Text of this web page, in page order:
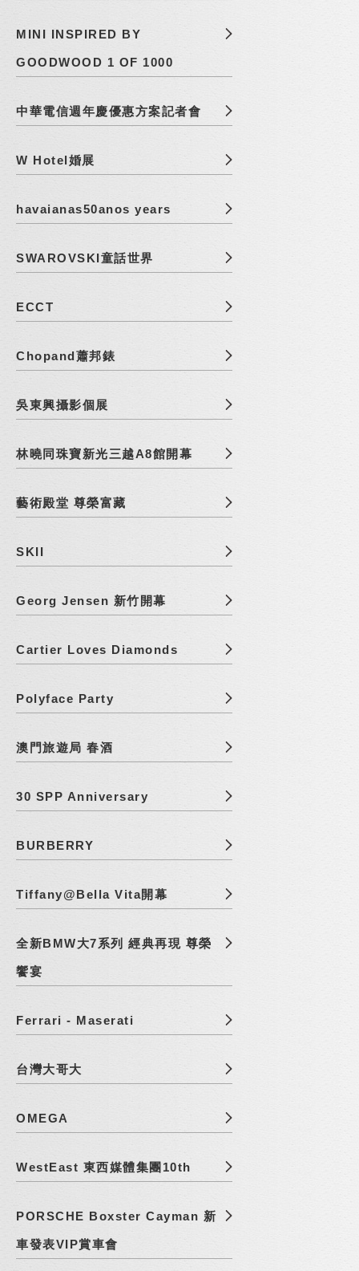
MINI INSPIRED BY
GOODWOOD 1 OF 1000
中華電信週年慶優惠方案記者會
W Hotel婚展
havaianas50anos years
SWAROVSKI童話世界
ECCT
Chopand蕭邦錶
吳東興攝影個展
林曉同珠寶新光三越A8館開幕
藝術殿堂 尊榮富藏
SKII
Georg Jensen 新竹開幕
Cartier Loves Diamonds
Polyface Party
澳門旅遊局 春酒
30 SPP Anniversary
BURBERRY
Tiffany@Bella Vita開幕
全新BMW大7系列 經典再現 尊榮
饗宴
Ferrari - Maserati
台灣大哥大
OMEGA
WestEast 東西媒體集團10th
PORSCHE Boxster Cayman 新
車發表VIP賞車會